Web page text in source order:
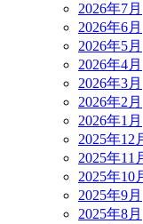
2026年7月
2026年6月
2026年5月
2026年4月
2026年3月
2026年2月
2026年1月
2025年12
2025年11
2025年10
2025年9月
2025年8月